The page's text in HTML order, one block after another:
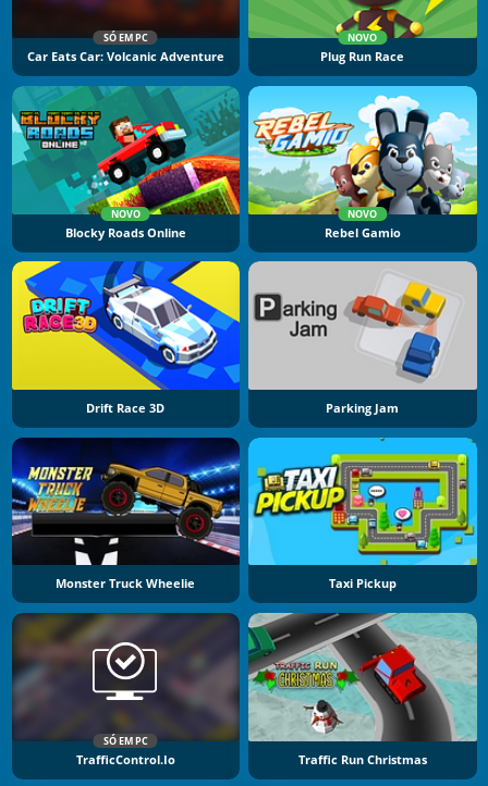
SÓ EM PC
Car Eats Car: Volcanic Adventure
NOVO
Plug Run Race
NOVO
Blocky Roads Online
NOVO
Rebel Gamio
Drift Race 3D Parking Jam
Monster Truck Wheelie Taxi Pickup
SÓ EM PC
TrafficControl.io Traffic Run Christmas